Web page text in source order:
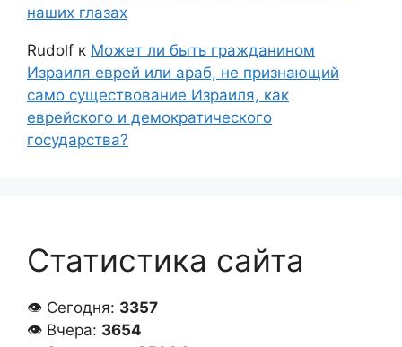
наших глазах
Rudolf к Может ли быть гражданином
Израиля еврей или араб, не признающий
само существование Израиля, как
еврейского и демократического
государства?
Статистика сайта
👁 Сегодня: 3357
👁 Вчера: 3654